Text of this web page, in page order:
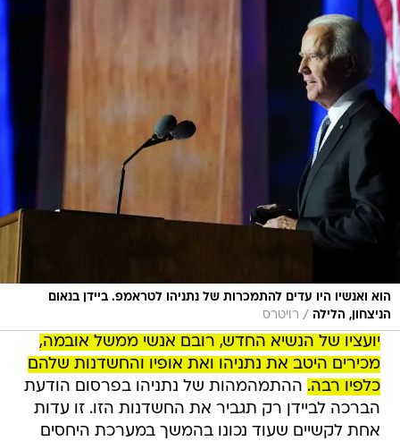
הוא ואנשיו היו עדים להתמכרות של נתניהו לטראמפ. ביידן בנאום
הניצחון, הלילה / רויטרס
יועציו של הנשיא החדש, רובם אנשי ממשל אובמה,
מכירים היטב את נתניהו ואת אופיו והחשדנות שלהם
כלפיו רבה. ההתמהמהות של נתניהו בפרסום הודעת
הברכה לביידן רק תגביר את החשדנות הזו. זו עדות
אחת לקשיים שעוד נכונו בהמשך במערכת היחסים